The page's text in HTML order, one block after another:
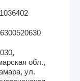
обл.,
ул.